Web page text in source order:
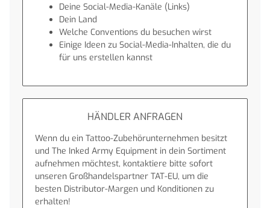
Deine Social-Media-Kanäle (Links)
Dein Land
Welche Conventions du besuchen wirst
Einige Ideen zu Social-Media-Inhalten, die du
für uns erstellen kannst
HÄNDLER ANFRAGEN
Wenn du ein Tattoo-Zubehörunternehmen besitzt
und The Inked Army Equipment in dein Sortiment
aufnehmen möchtest, kontaktiere bitte sofort
unseren Großhandelspartner TAT-EU, um die
besten Distributor-Margen und Konditionen zu
erhalten!